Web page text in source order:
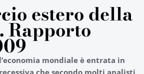
estero della
Rapporto
mondiale è entrata in
che secondo molti analisti